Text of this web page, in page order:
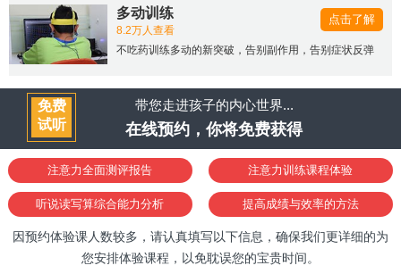
多动训练
8.2万人查看
不吃药训练多动的新突破，告别副作用，告别症状反弹
点击了解
带您走进孩子的内心世界...
在线预约，你将免费获得
免费
试听
注意力全面测评报告 注意力训练课程体验
听说读写算综合能力分析 提高成绩与效率的方法
因预约体验课人数较多，请认真填写以下信息，确保我们更详细的为
您安排体验课程，以免耽误您的宝贵时间。